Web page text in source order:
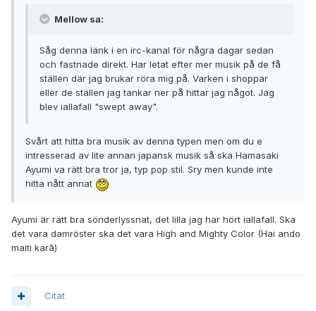
Mellow sa:
Såg denna länk i en irc-kanal för några dagar sedan
och fastnade direkt. Har letat efter mer musik på de få
ställen där jag brukar röra mig på. Varken i shoppar
eller de ställen jag tankar ner på hittar jag något. Jag
blev iallafall "swept away".
Svårt att hitta bra musik av denna typen men om du e
intresserad av lite annan japansk musik så ska Hamasaki
Ayumi va rätt bra tror ja, typ pop stil. Sry men kunde inte
hitta nått annat
Ayumi är rätt bra sönderlyssnat, det lilla jag har hört iallafall. Ska
det vara damröster ska det vara High and Mighty Color (Hai ando
maiti karā)
Citat